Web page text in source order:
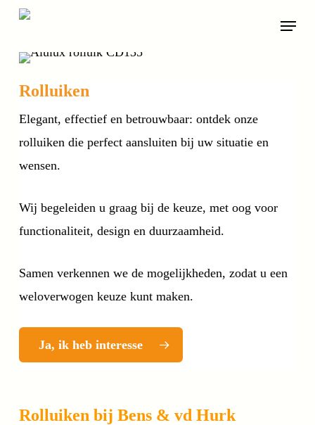
Skip
main
Menu
Rolluiken
Elegant, effectief en betrouwbaar: ontdek onze
rolluiken die perfect aansluiten bij uw situatie en
wensen.
Wij begeleiden u graag bij de keuze, met oog voor
functionaliteit, design en duurzaamheid.
Samen verkennen we de mogelijkheden, zodat u een
weloverwogen keuze kunt maken.
Ja, ik heb interesse
Rolluiken bij Bens & vd Hurk